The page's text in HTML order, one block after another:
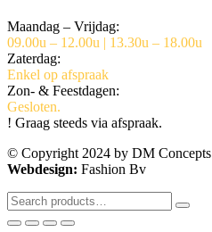
Maandag – Vrijdag:
09.00u – 12.00u | 13.30u – 18.00u
Zaterdag:
Enkel op afspraak
Zon- & Feestdagen:
Gesloten.
! Graag steeds via afspraak.
© Copyright 2024 by DM Concepts
Webdesign: Fashion Bv